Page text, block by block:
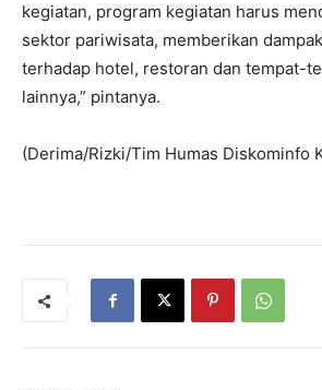
kegiatan, program kegiatan harus
sektor pariwisata, memberikan
terhadap hotel, restoran dan tempat-
lainnya,” pintanya.
(Derima/Rizki/Tim Humas Diskominfo